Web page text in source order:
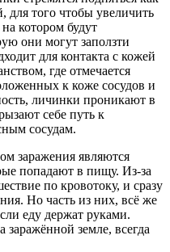
того чтобы увеличить
котором будут
они могут заползти
для контакта с кожей
где отмечается
к коже сосудов и
личинки проникают в
себе путь к
сосудам.
заражения являются
попадают в пищу. Из-за
по кровотоку, и сразу
Но часть из них, всё же
еду держат руками.
земле, всегда